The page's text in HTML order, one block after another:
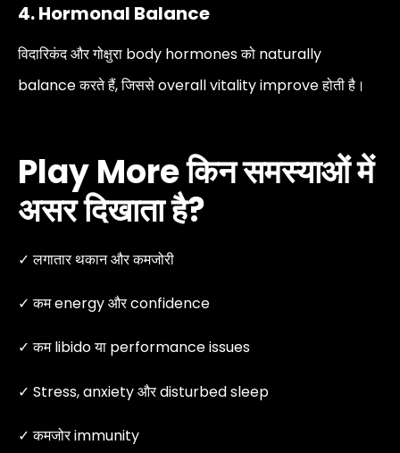
4. Hormonal Balance
विदारिकंद और गोक्षुरा body hormones को naturally
balance करते हैं, जिससे overall vitality improve होती है।
Play More किन समस्याओं में
असर दिखाता है?
✓ लगातार थकान और कमजोरी
✓ कम energy और confidence
✓ कम libido या performance issues
✓ Stress, anxiety और disturbed sleep
✓ कमजोर immunity